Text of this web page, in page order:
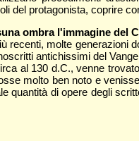
del protagonista, coprire
ombra l'immagine del
recenti, molte
antichissimi del
al 130 d.C., venne
molto ben noto e
quantità di opere degli